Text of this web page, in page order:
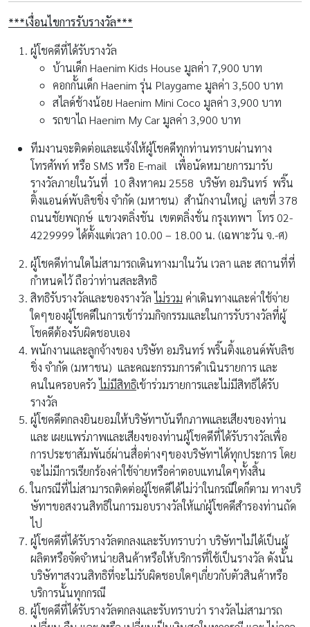
***เงื่อนไขการรับรางวัล***
ผู้โชคดีที่ได้รับรางวัล
บ้านเด็ก Haenim Kids House มูลค่า 7,900 บาท
คอกกั้นเด็ก Haenim รุ่น Playgame มูลค่า 3,500 บาท
สไลด์ช้างน้อย Haenim Mini Coco มูลค่า 3,900 บาท
รถขาไถ Haenim My Car มูลค่า 3,900 บาท
ทีมงานจะติดต่อและแจ้งให้ผู้โชคดีทุกท่านทราบผ่านทาง
โทรศัพท์ หรือ SMS หรือ E-mail เพื่อนัดหมายการมารับ
รางวัลภายในวันที่ 10 สิงหาคม 2558 บริษัท อมรินทร์ พริ๊น
ติ้งแอนด์พับลิชชิ่ง จำกัด (มหาชน) สำนักงานใหญ่ เลขที่ 378
ถนนชัยพฤกษ์ แขวงตลิ่งชัน เขตตลิ่งชั่น กรุงเทพฯ โทร 02-
4229999 ได้ตั้งแต่เวลา 10.00 – 18.00 น. (เฉพาะวัน จ.-ศ)
ผู้โชคดีท่านใดไม่สามารถเดินทางมาในวัน เวลา และ สถานที่ที่
กำหนดไว้ ถือว่าท่านสละสิทธิ
สิทธิรับรางวัลและของรางวัลไม่รวม ค่าเดินทางและค่าใช้จ่าย
ใดๆของผู้โชคดีในการเข้าร่วมกิจกรรมและในการรับรางวัลที่ผู้
โชคดีต้องรับผิดชอบเอง
พนักงานและลูกจ้างของ บริษัท อมรินทร์ พริ๊นติ้งแอนด์พับลิช
ชิ่ง จำกัด (มหาชน) และคณะกรรมการดำเนินรายการ และ
คนในครอบครัวไม่มีสิทธิเข้าร่วมรายการและไม่มีสิทธิได้รับ
รางวัล
ผู้โชคดีตกลงยินยอมให้บริษัทฯบันทึกภาพและเสียงของท่าน
และ เผยแพร่ภาพและเสียงของท่านผู้โชคดีที่ได้รับรางวัลเพื่อ
การประชาสัมพันธ์ผ่านสื่อต่างๆของบริษัทฯได้ทุกประการ โดย
จะไม่มีการเรียกร้องค่าใช้จ่ายหรือค่าตอบแทนใดๆทั้งสิ้น
ในกรณีที่ไม่สามารถติดต่อผู้โชคดีได้ไม่ว่าในกรณีใดก็ตาม ทางบริ
ษัทฯขอสงวนสิทธิในการมอบรางวัลให้แก่ผู้โชคดีสำรองท่านถัด
ไป
ผู้โชคดีที่ได้รับรางวัลตกลงและรับทราบว่า บริษัทฯไม่ได้เป็นผู้
ผลิตหรือจัดจำหน่ายสินค้าหรือให้บริการที่ใช้เป็นรางวัล ดังนั้น
บริษัทฯสงวนสิทธิที่จะไม่รับผิดชอบใดๆเกี่ยวกับตัวสินค้าหรือ
บริการนั้นทุกกรณี
ผู้โชคดีที่ได้รับรางวัลตกลงและรับทราบว่า รางวัลไม่สามารถ